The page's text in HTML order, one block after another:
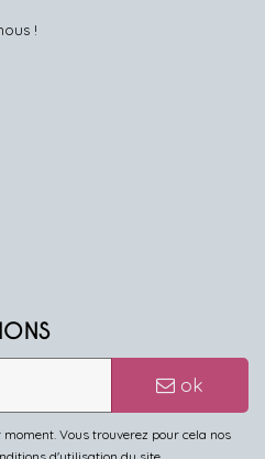
!
ok
Vous trouverez pour cela nos